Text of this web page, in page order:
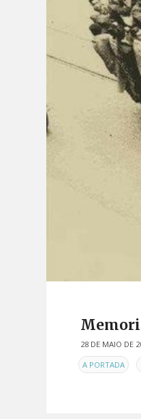
28 DE MAIO DE
ENA PORTADA